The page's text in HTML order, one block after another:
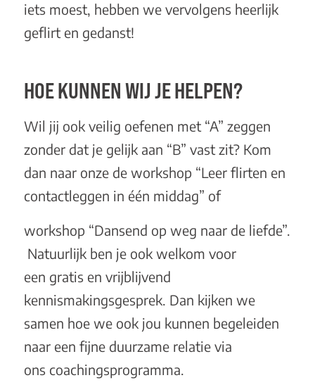
iets moest, hebben we vervolgens heerlijk
geflirt en gedanst!
HOE KUNNEN WIJ JE HELPEN?
Wil jij ook veilig oefenen met “A” zeggen
zonder dat je gelijk aan “B” vast zit? Kom
dan naar onze de workshop “Leer flirten en
contactleggen in één middag” of
workshop “Dansend op weg naar de liefde”.
Natuurlijk ben je ook welkom voor
een gratis en vrijblijvend
kennismakingsgesprek. Dan kijken we
samen hoe we ook jou kunnen begeleiden
naar een fijne duurzame relatie via
ons coachingsprogramma.